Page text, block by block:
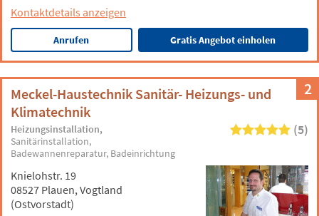
Kontaktdetails anzeigen
Anrufen Gratis Angebot einholen
2
Meckel-Haustechnik Sanitär- Heizungs- und
Klimatechnik
Heizungsinstallation
Sanitärinstallation
Badewannenreparatur Badeinrichtung
(5)
Knielohstr. 19
08527 Plauen, Vogtland
(Ostvorstadt)